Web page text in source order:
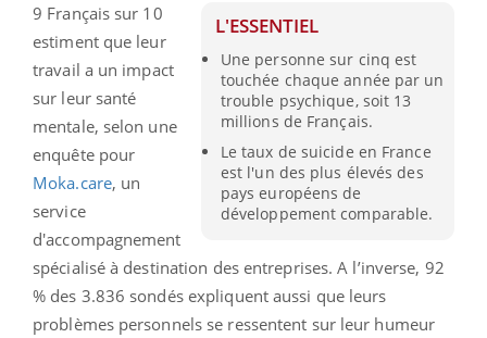
L'ESSENTIEL
Une personne sur cinq est
touchée chaque année par un
trouble psychique, soit 13
millions de Français.
Le taux de suicide en France
est l'un des plus élevés des
pays européens de
développement comparable.
9 Français sur 10
estiment que leur
travail a un impact
sur leur santé
mentale, selon une
enquête pour
Moka.care, un
service
d'accompagnement
spécialisé à destination des entreprises. A l’inverse, 92
% des 3.836 sondés expliquent aussi que leurs
problèmes personnels se ressentent sur leur humeur